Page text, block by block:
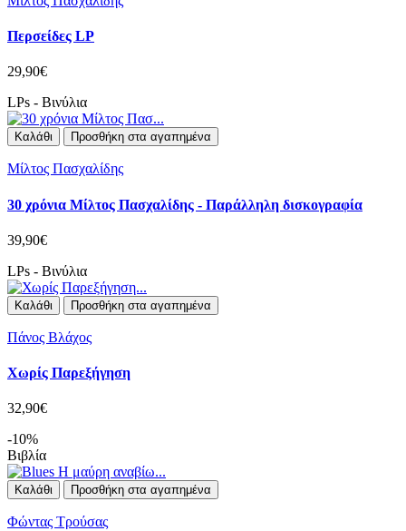
Περσείδες LP
29,90€
LPs - Βινύλια
Καλάθι Προσθήκη στα αγαπημένα
Μίλτος Πασχαλίδης
30 χρόνια Μίλτος Πασχαλίδης - Παράλληλη δισκογραφία
39,90€
LPs - Βινύλια
Καλάθι Προσθήκη στα αγαπημένα
Πάνος Βλάχος
Χωρίς Παρεξήγηση
32,90€
-10%
Βιβλία
Καλάθι Προσθήκη στα αγαπημένα
Φώντας Τρούσας